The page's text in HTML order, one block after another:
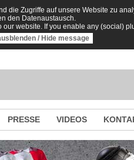
Zugriffe auf unsere Website zu
den Datenaustausch.
website. If you enable any (social)
/ Hide message
PRESSE VIDEOS